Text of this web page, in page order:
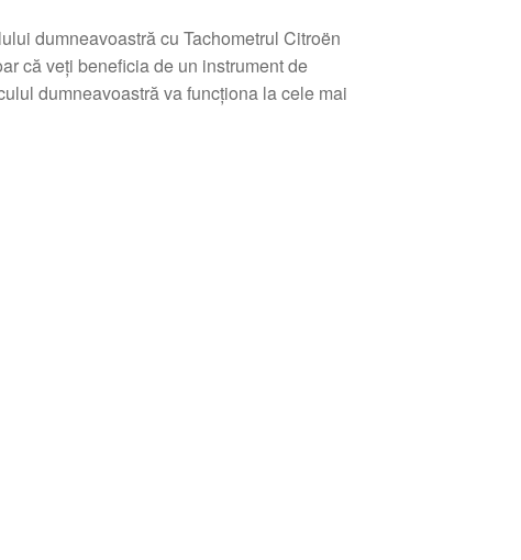
dumneavoastră cu Tachometrul Citroën
că veți beneficia de un instrument de
dumneavoastră va funcționa la cele mai